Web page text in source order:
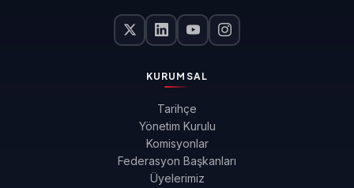
KURUMSAL
Tarihçe
Yönetim Kurulu
Komisyonlar
Federasyon Başkanları
Üyelerimiz